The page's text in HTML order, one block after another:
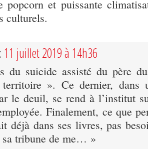
popcorn et puissante
culturels.
11 juillet 2019 à 14h36
du suicide assisté du père
». Ce dernier, dans
le deuil, se rend à l’institut
Finalement, ce que
déjà dans ses livres, pas
sa tribune de me… »